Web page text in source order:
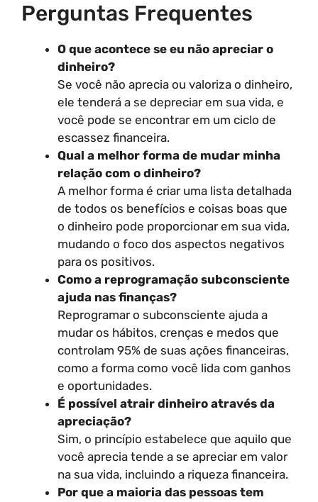
Perguntas Frequentes
O que acontece se eu não apreciar o
dinheiro?
Se você não aprecia ou valoriza o dinheiro,
ele tenderá a se depreciar em sua vida, e
você pode se encontrar em um ciclo de
escassez financeira.
Qual a melhor forma de mudar minha
relação com o dinheiro?
A melhor forma é criar uma lista detalhada
de todos os benefícios e coisas boas que
o dinheiro pode proporcionar em sua vida,
mudando o foco dos aspectos negativos
para os positivos.
Como a reprogramação subconsciente
ajuda nas finanças?
Reprogramar o subconsciente ajuda a
mudar os hábitos, crenças e medos que
controlam 95% de suas ações financeiras,
como a forma como você lida com ganhos
e oportunidades.
É possível atrair dinheiro através da
apreciação?
Sim, o princípio estabelece que aquilo que
você aprecia tende a se apreciar em valor
na sua vida, incluindo a riqueza financeira.
Por que a maioria das pessoas tem